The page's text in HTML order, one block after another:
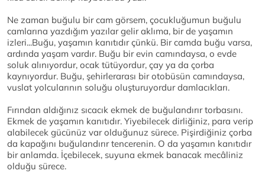
Ne zaman buğulu bir cam görsem, çocukluğumun buğulu
camlarına yazdığım yazılar gelir aklıma, bir de yaşamın
izleri...Buğu, yaşamın kanıtıdır çünkü. Bir camda buğu varsa,
ardında yaşam vardır. Buğu bir evin camındaysa, o evde
soluk alınıyordur, ocak tütüyordur, çay ya da çorba
kaynıyordur. Buğu, şehirlerarası bir otobüsün camındaysa,
vuslat yolcularının soluğu oluşturuyordur damlacıkları.
Fırından aldığınız sıcacık ekmek de buğulandırır torbasını.
Ekmek de yaşamın kanıtıdır. Yiyebilecek dirliğiniz, para verip
alabilecek gücünüz var olduğunuz sürece. Pişirdiğiniz çorba
da kapağını buğulandırır tencerenin. O da yaşamın kanıtıdır
bir anlamda. İçebilecek, suyuna ekmek banacak mecâliniz
olduğu sürece.